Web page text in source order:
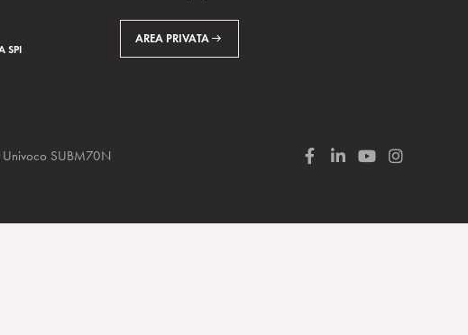
SPI
AREA PRIVATA
SUBM70N
F
L
Y
I